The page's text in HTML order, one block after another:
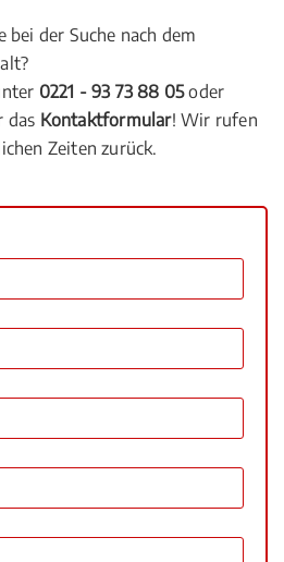
der Suche nach dem
0221 - 93 73 88 05oder
das Kontaktformular! Wir rufen
Zeiten zurück.